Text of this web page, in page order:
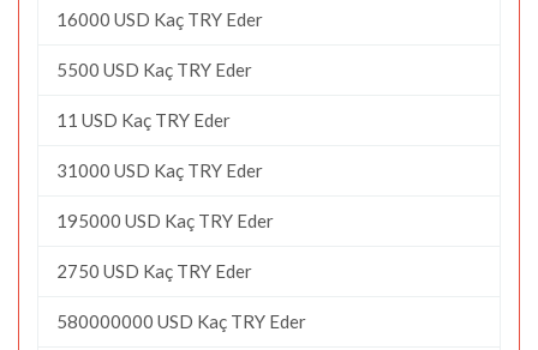
16000 USD Kaç TRY Eder
5500 USD Kaç TRY Eder
11 USD Kaç TRY Eder
31000 USD Kaç TRY Eder
195000 USD Kaç TRY Eder
2750 USD Kaç TRY Eder
580000000 USD Kaç TRY Eder